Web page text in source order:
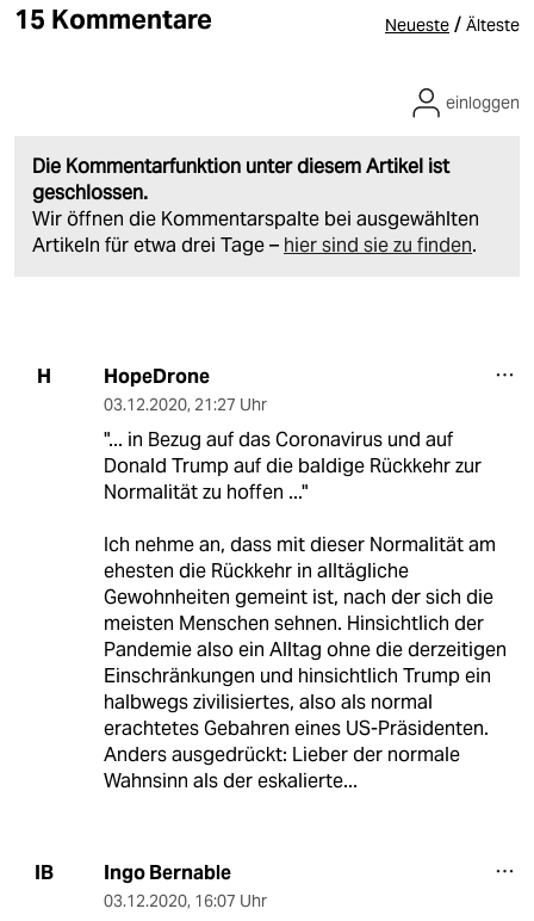
15 Kommentare Neueste / Älteste
Die Kommentarfunktion unter diesem Artikel ist
geschlossen.
Wir öffnen die Kommentarspalte bei ausgewählten
Artikeln für etwa drei Tage – hier sind sie zu finden.
einloggen
H HopeDrone
03.12.2020, 21:27 Uhr
"... in Bezug auf das Coronavirus und auf
Donald Trump auf die baldige Rückkehr zur
Normalität zu hoffen ..."
Ich nehme an, dass mit dieser Normalität am
ehesten die Rückkehr in alltägliche
Gewohnheiten gemeint ist, nach der sich die
meisten Menschen sehnen. Hinsichtlich der
Pandemie also ein Alltag ohne die derzeitigen
Einschränkungen und hinsichtlich Trump ein
halbwegs zivilisiertes, also als normal
erachtetes Gebahren eines US-Präsidenten.
Anders ausgedrückt: Lieber der normale
Wahnsinn als der eskalierte...
IB Ingo Bernable
03.12.2020, 16:07 Uhr